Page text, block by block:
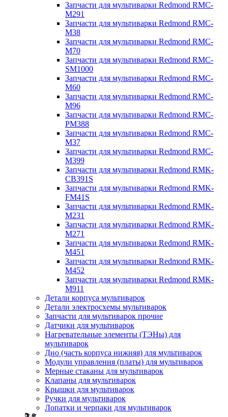
Запчасти для мультиварки Redmond RMC-
M291
Запчасти для мультиварки Redmond RMC-
M38
Запчасти для мультиварки Redmond RMC-
M70
Запчасти для мультиварки Redmond RMC-
SM1000
Запчасти для мультиварки Redmond RMC-
M60
Запчасти для мультиварки Redmond RMC-
M96
Запчасти для мультиварки Redmond RMC-
PM388
Запчасти для мультиварки Redmond RMC-
M37
Запчасти для мультиварки Redmond RMC-
M399
Запчасти для мультиварки Redmond RMK-
CB391S
Запчасти для мультиварки Redmond RMK-
FM41S
Запчасти для мультиварки Redmond RMK-
M231
Запчасти для мультиварки Redmond RMK-
M271
Запчасти для мультиварки Redmond RMK-
M451
Запчасти для мультиварки Redmond RMK-
M452
Запчасти для мультиварки Redmond RMK-
M911
Детали корпуса мультиварок
Детали электросхемы мультиварок
Запчасти для мультиварок прочие
Датчики для мультиварок
Нагревательные элементы (ТЭНы) для
мультиварок
Дно (часть корпуса нижняя) для мультиварок
Модули управления (платы) для мультиварок
Мерные стаканы для мультиварок
Клапаны для мультиварок
Крышки для мультиварок
Ручки для мультиварок
Лопатки и черпаки для мультиварок